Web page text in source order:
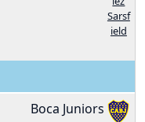
Boca Juniors